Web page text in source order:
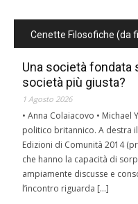
Cenette Filosofiche (da
Una società fondata
società più giusta?
1 Agosto 2026
• Anna Colaiacovo •
politico britannico. A destra
Edizioni di Comunità 2014
che hanno la capacità di
ampiamente discusse e
l’incontro riguarda […]